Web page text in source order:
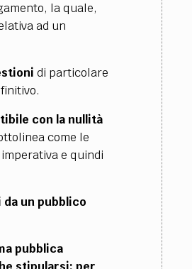
la quale,
ad un
di particolare
con la nullità
come le
e quindi
da un pubblico
pubblica